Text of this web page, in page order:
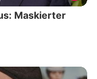
Maskierter